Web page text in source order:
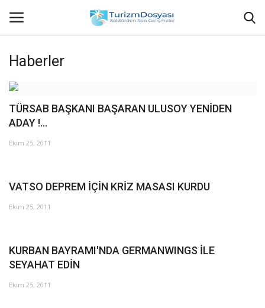
Anasayfa
Bize Ulaşın
Künye
Görüntülü
Araştırma - İnceleme
Haberler
TÜRSAB BAŞKANI BAŞARAN ULUSOY YENİDEN
ADAY !...
Ekim 25, 2011
VATSO DEPREM İÇİN KRİZ MASASI KURDU
Ekim 25, 2011
KURBAN BAYRAMI'NDA GERMANWINGS İLE
SEYAHAT EDİN
Ekim 25, 2011